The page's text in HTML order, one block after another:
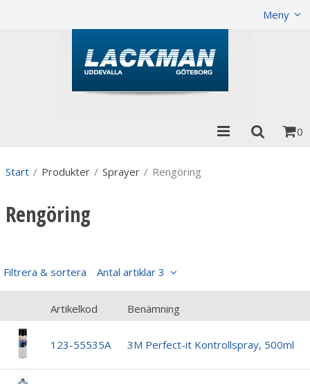
Meny
0
Start / Produkter / Sprayer / Rengöring
Rengöring
Filtrera & sortera Antal artiklar 3
Artikelkod Benämning
123-55535A 3M Perfect-it Kontrollspray, 500ml